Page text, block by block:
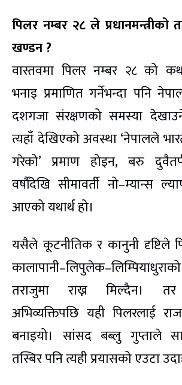
पिलर नम्बर २८ ले प्रधानमन्त्रीको
खण्डन ?
वास्तवमा पिलर नम्बर २८ को कथा
भनाइ प्रमाणित गर्नेभन्दा पनि
दशगजा संरक्षणको समस्या
त्यहाँ देखिएको अवस्था ‘नेपालले
गरेको’ प्रमाण होइन, बरु
वर्षौंदेखि सीमावर्ती नो–म्यान्स
आएको यथार्थ हो।
यसैले कूटनीतिक र कानुनी दृष्टिले
तराजुमा राख्न मिल्दैन। तर
अभिव्यक्तिपछि यही पिलरलाई
बनाइयो। सांसद बब्लु गुप्ताले
तस्बिर पनि त्यही प्रयासको एउटा